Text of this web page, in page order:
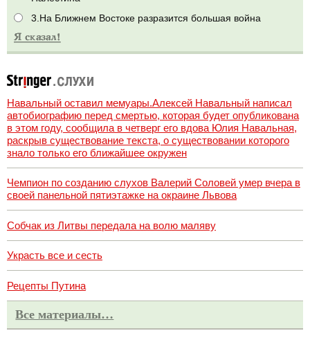
3.На Ближнем Востоке разразится большая война
Навальный оставил мемуары.Алексей Навальный написал
автобиографию перед смертью, которая будет опубликована
в этом году, сообщила в четверг его вдова Юлия Навальная,
раскрыв существование текста, о существовании которого
знало только его ближайшее окружен
Чемпион по созданию слухов Валерий Соловей умер вчера в
своей панельной пятиэтажке на окраине Львова
Собчак из Литвы передала на волю маляву
Украсть все и сесть
Рецепты Путина
Все материалы…